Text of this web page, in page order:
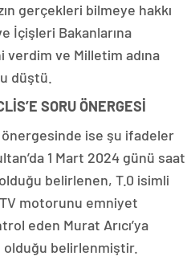
gerçekleri bilmeye hakkı
İçişleri Bakanlarına
verdim ve Milletim adına
düştü.
SORU ÖNERGESİ
önergesinde ise şu ifadeler
1 Mart 2024 günü saat
olduğu belirlenen, T.0 isimli
motorunu emniyet
eden Murat Arıcı’ya
belirlenmiştir.